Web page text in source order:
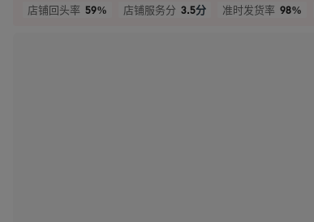
店铺回头率 59% 店铺服务分 3.5分 准时发货率 98%